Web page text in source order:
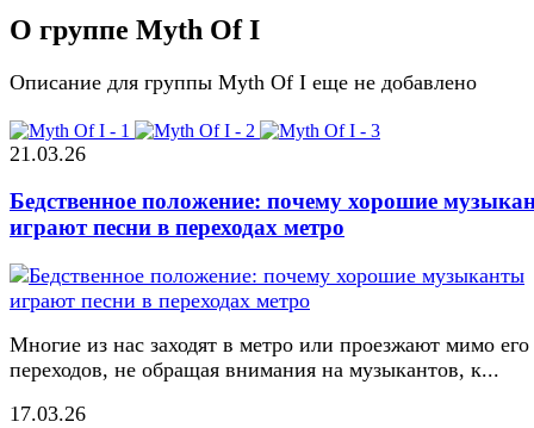
О группе Myth Of I
Описание для группы Myth Of I еще не добавлено
21.03.26
Бедственное положение: почему хорошие
играют песни в переходах метро
Многие из нас заходят в метро или проезжают мимо его
переходов, не обращая внимания на музыкантов, к...
17.03.26